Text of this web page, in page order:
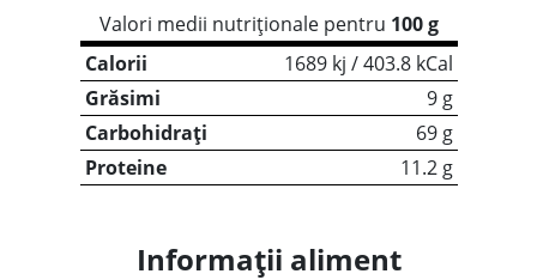
Valori medii nutriționale pentru 100 g
Calorii
1689 kj / 403.8 kCal
Grăsimi
9 g
Carbohidrați
69 g
Proteine
11.2 g
Informații aliment